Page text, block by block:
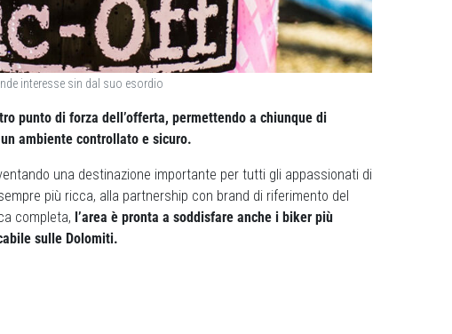
interesse sin dal suo esordio
punto di forza dell’offerta, permettendo a chiunque di
ambiente controllato e sicuro.
una destinazione importante per tutti gli appassionati di
più ricca, alla partnership con brand di riferimento del
completa, l’area è pronta a soddisfare anche i biker più
sulle Dolomiti.